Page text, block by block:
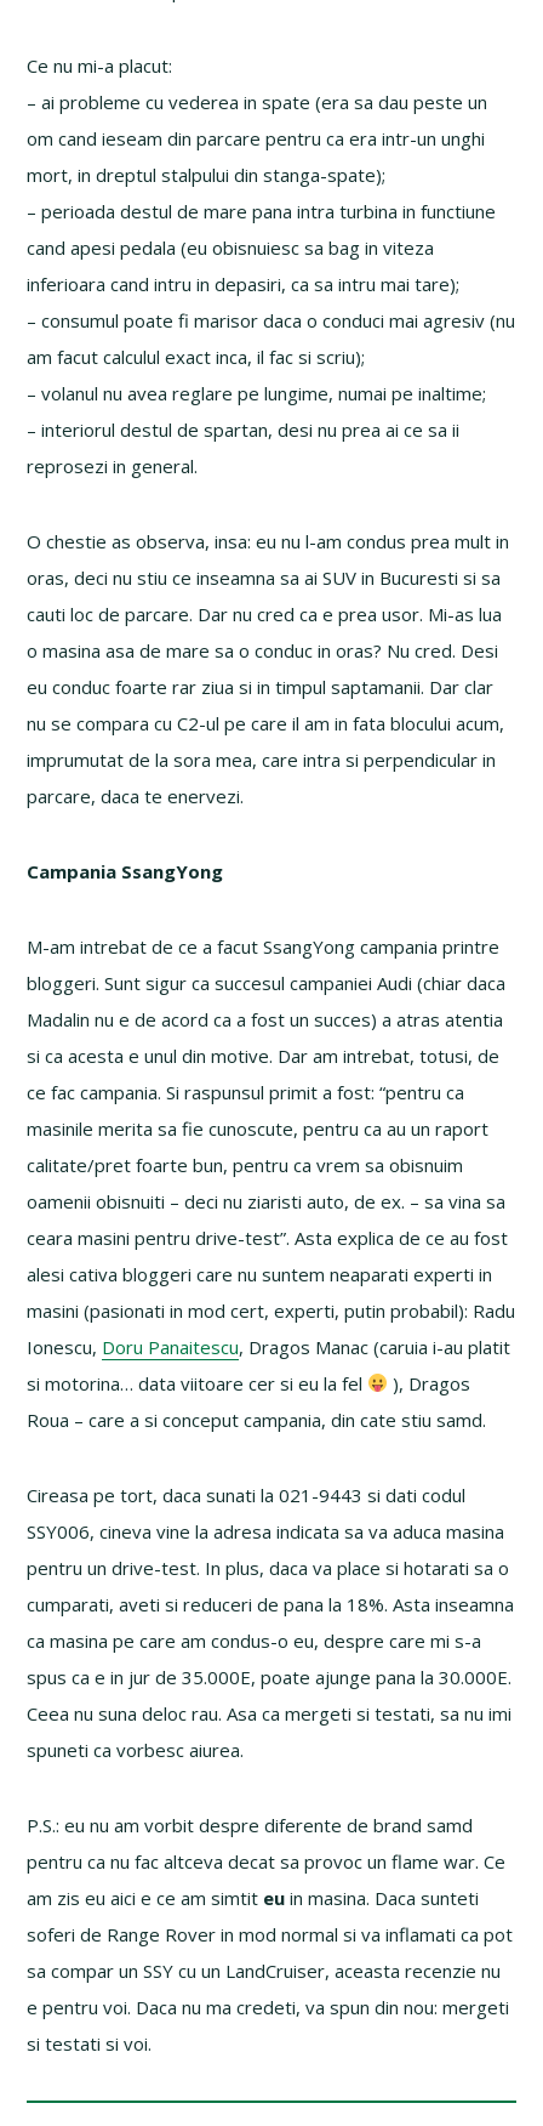
Ce nu mi-a placut:
– ai probleme cu vederea in spate (era sa dau peste un
om cand ieseam din parcare pentru ca era intr-un unghi
mort, in dreptul stalpului din stanga-spate);
– perioada destul de mare pana intra turbina in functiune
cand apesi pedala (eu obisnuiesc sa bag in viteza
inferioara cand intru in depasiri, ca sa intru mai tare);
– consumul poate fi marisor daca o conduci mai agresiv (nu
am facut calculul exact inca, il fac si scriu);
– volanul nu avea reglare pe lungime, numai pe inaltime;
– interiorul destul de spartan, desi nu prea ai ce sa ii
reprosezi in general.
O chestie as observa, insa: eu nu l-am condus prea mult in
oras, deci nu stiu ce inseamna sa ai SUV in Bucuresti si sa
cauti loc de parcare. Dar nu cred ca e prea usor. Mi-as lua
o masina asa de mare sa o conduc in oras? Nu cred. Desi
eu conduc foarte rar ziua si in timpul saptamanii. Dar clar
nu se compara cu C2-ul pe care il am in fata blocului acum,
imprumutat de la sora mea, care intra si perpendicular in
parcare, daca te enervezi.
Campania SsangYong
M-am intrebat de ce a facut SsangYong campania printre
bloggeri. Sunt sigur ca succesul campaniei Audi (chiar daca
Madalin nu e de acord ca a fost un succes) a atras atentia
si ca acesta e unul din motive. Dar am intrebat, totusi, de
ce fac campania. Si raspunsul primit a fost: “pentru ca
masinile merita sa fie cunoscute, pentru ca au un raport
calitate/pret foarte bun, pentru ca vrem sa obisnuim
oamenii obisnuiti – deci nu ziaristi auto, de ex. – sa vina sa
ceara masini pentru drive-test”. Asta explica de ce au fost
alesi cativa bloggeri care nu suntem neaparati experti in
masini (pasionati in mod cert, experti, putin probabil): Radu
Ionescu, Doru Panaitescu, Dragos Manac (caruia i-au platit
si motorina… data viitoare cer si eu la fel
), Dragos
Roua – care a si conceput campania, din cate stiu samd.
Cireasa pe tort, daca sunati la 021-9443 si dati codul
SSY006, cineva vine la adresa indicata sa va aduca masina
pentru un drive-test. In plus, daca va place si hotarati sa o
cumparati, aveti si reduceri de pana la 18%. Asta inseamna
ca masina pe care am condus-o eu, despre care mi s-a
spus ca e in jur de 35.000E, poate ajunge pana la 30.000E.
Ceea nu suna deloc rau. Asa ca mergeti si testati, sa nu imi
spuneti ca vorbesc aiurea.
P.S.: eu nu am vorbit despre diferente de brand samd
pentru ca nu fac altceva decat sa provoc un flame war. Ce
am zis eu aici e ce am simtit eu in masina. Daca sunteti
soferi de Range Rover in mod normal si va inflamati ca pot
sa compar un SSY cu un LandCruiser, aceasta recenzie nu
e pentru voi. Daca nu ma credeti, va spun din nou: mergeti
si testati si voi.